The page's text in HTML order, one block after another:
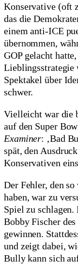
Konservative (oft
das die
einem anti-ICE
übernommen,
GOP gelacht
Lieblingsstrategie
Spektakel über
schwer.
Vielleicht war die
auf den Super
Examiner: ‚Bad
spät, den
Konservativen
Der Fehler, den
haben, war zu
Spiel zu
Bobby Fischer
gewinnen.
und zeigt dabei,
Bully kann sich